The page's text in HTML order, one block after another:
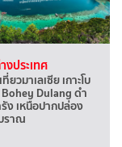
งประเทศ
ยวมาเลเซีย เกาะโบ
Dulang ดำ
ง เหนือปากปล่อง
ราณ